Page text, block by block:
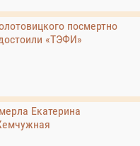
посмертно
«ТЭФИ»
Екатерина